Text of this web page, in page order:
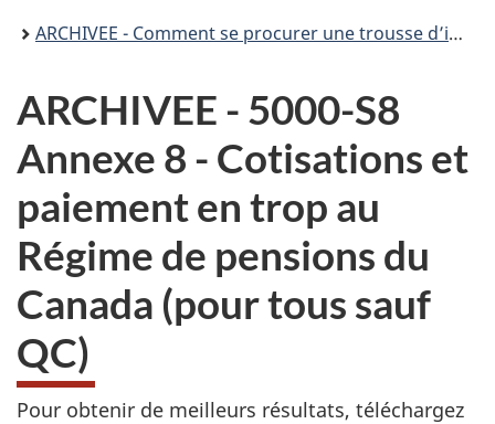
ARCHIVEE - Comment se procurer une trousse d’impôt T1 pour 2021
ARCHIVEE - 5000-S8
Annexe 8 - Cotisations et
paiement en trop au
Régime de pensions du
Canada (pour tous sauf
QC)
Pour obtenir de meilleurs résultats, téléchargez